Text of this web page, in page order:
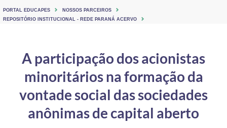
Ministério do Turismo
Controladoria-Geral da União
PORTAL EDUCAPES
NOSSOS PARCEIROS
REPOSITÓRIO INSTITUCIONAL - REDE PARANÁ ACERVO
A participação dos acionistas
minoritários na formação da
vontade social das sociedades
anônimas de capital aberto